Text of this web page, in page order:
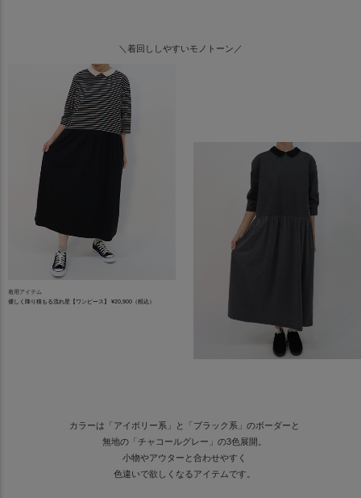
＼着回ししやすいモノトーン／
着用アイテム
優しく降り積もる流れ星【ワンピース】 ¥20,900（税込）
カラーは「アイボリー系」と「ブラック系」のボーダーと
無地の「チャコールグレー」の3色展開。
小物やアウターと合わせやすく
色違いで欲しくなるアイテムです。